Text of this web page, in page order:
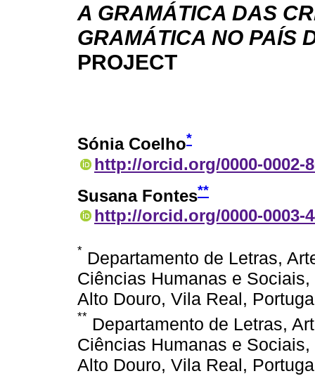
A GRAMÁTICA DAS
GRAMÁTICA NO PAÍS
PROJECT
Sónia Coelho*
http://orcid.org/0000-0002-
Susana Fontes**
http://orcid.org/0000-0003-
* Departamento de Letras,
Ciências Humanas e
Alto Douro, Vila Real,
** Departamento de Letras,
Ciências Humanas e
Alto Douro, Vila Real,